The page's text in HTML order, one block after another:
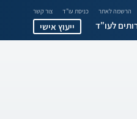
הרשמה לאתר כניסת עו"ד צור קשר
לעו"ד ייעוץ אישי